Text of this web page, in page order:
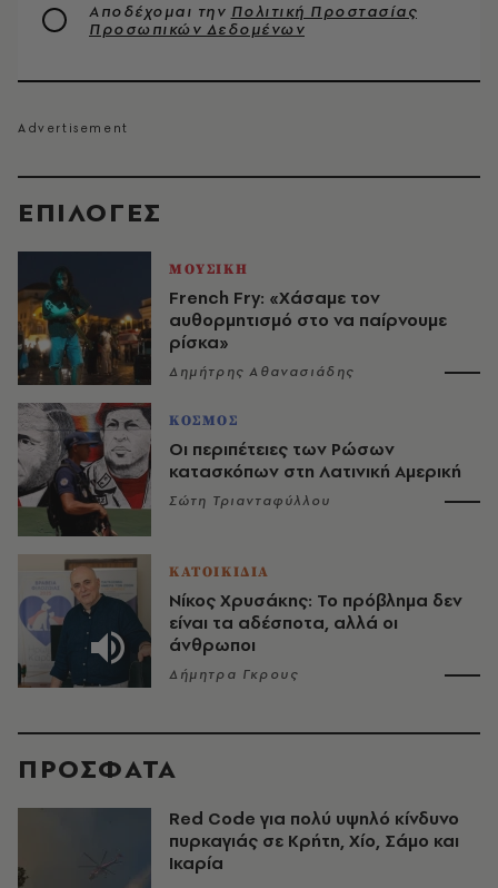
EΠΙΛΟΓΈΣ
ΜΟΥΣΙΚΗ
French Fry: «Χάσαμε τον
αυθορμητισμό στο να παίρνουμε
ρίσκα»
Δημήτρης Αθανασιάδης
ΚΟΣΜΟΣ
Οι περιπέτειες των Ρώσων
κατασκόπων στη Λατινική Αμερική
Σώτη Τριανταφύλλου
ΚΑΤΟΙΚΙΔΙΑ
Νίκος Χρυσάκης: Το πρόβλημα δεν
είναι τα αδέσποτα, αλλά οι
άνθρωποι
Δήμητρα Γκρους
Αποδέχομαι την Πολιτική Προστασίας
Προσωπικών Δεδομένων
ΠΡΟΣΦΑΤΑ
Red Code για πολύ υψηλό κίνδυνο
πυρκαγιάς σε Κρήτη, Χίο, Σάμο και
Ικαρία